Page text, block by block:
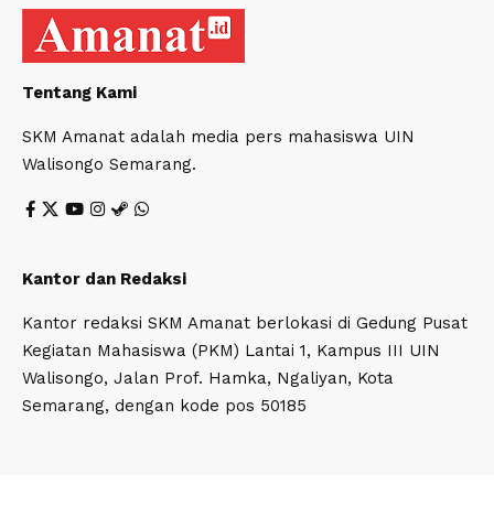
Tentang Kami
SKM Amanat adalah media pers mahasiswa UIN
Walisongo Semarang.
Kantor dan Redaksi
Kantor redaksi SKM Amanat berlokasi di Gedung Pusat
Kegiatan Mahasiswa (PKM) Lantai 1, Kampus III UIN
Walisongo, Jalan Prof. Hamka, Ngaliyan, Kota
Semarang, dengan kode pos 50185